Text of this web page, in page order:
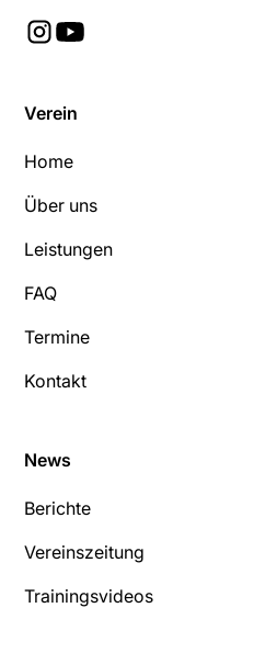
Verein
Home
Über uns
Leistungen
FAQ
Termine
Kontakt
News
Berichte
Vereinszeitung
Trainingsvideos